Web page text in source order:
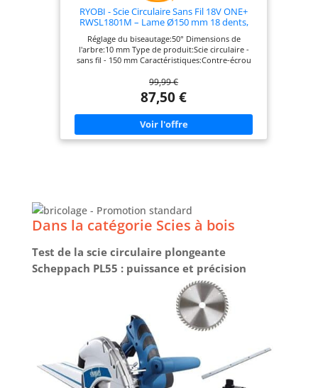
RYOBI - Scie Circulaire Sans Fil 18V ONE+
RWSL1801M – Lame Ø150 mm 18 dents,
Réglage Profondeur et Inclinaison – Coupe
Bois, OSB, Panneaux – Batterie Non Incluse
Réglage du biseautage:50° Dimensions de
l'arbre:10 mm Type de produit:Scie circulaire -
sans fil - 150 mm Caractéristiques:Contre-écrou
99,99 €
87,50 €
Dans la catégorie Scies à bois
Test de la scie circulaire plongeante
Scheppach PL55 : puissance et précision